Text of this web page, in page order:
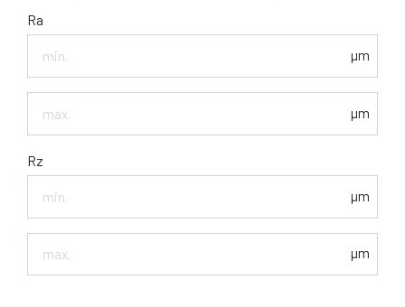
Ra
µm
max
µm
Rz
µm
max.
µm